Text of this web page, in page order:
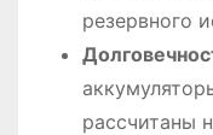
резервного
рассчитаны